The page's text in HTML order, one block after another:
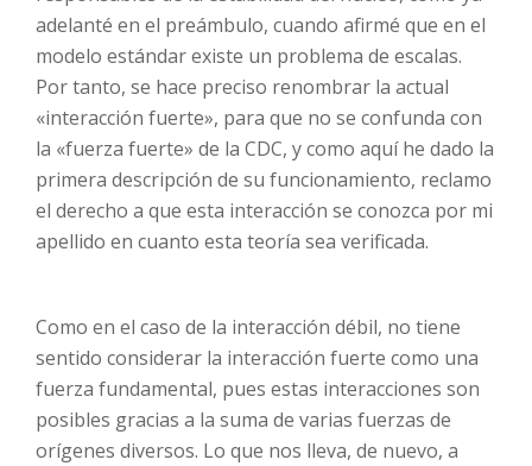
adelanté en el preámbulo, cuando afirmé que en el
modelo estándar existe un problema de escalas.
Por tanto, se hace preciso renombrar la actual
«interacción fuerte», para que no se confunda con
la «fuerza fuerte» de la CDC, y como aquí he dado la
primera descripción de su funcionamiento, reclamo
el derecho a que esta interacción se conozca por mi
apellido en cuanto esta teoría sea verificada.
Como en el caso de la interacción débil, no tiene
sentido considerar la interacción fuerte como una
fuerza fundamental, pues estas interacciones son
posibles gracias a la suma de varias fuerzas de
orígenes diversos. Lo que nos lleva, de nuevo, a